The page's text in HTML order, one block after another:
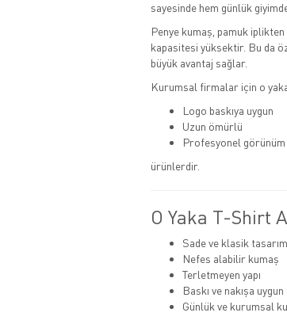
sayesinde hem günlük
Penye kumaş, pamuk
kapasitesi yüksektir. Bu da
büyük avantaj sağlar.
Kurumsal firmalar için o
Logo baskıya uygun
Uzun ömürlü
Profesyonel görünüm
ürünlerdir.
O Yaka T-Shirt
Sade ve klasik tasarım
Nefes alabilir kumaş
Terletmeyen yapı
Baskı ve nakışa uygun
Günlük ve kurumsal